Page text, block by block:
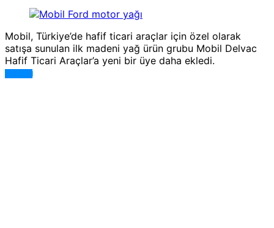
Mobil, Türkiye’de hafif ticari araçlar için özel olarak
satışa sunulan ilk madeni yağ ürün grubu Mobil Delvac
Hafif Ticari Araçlar’a yeni bir üye daha ekledi.
DEVAMI